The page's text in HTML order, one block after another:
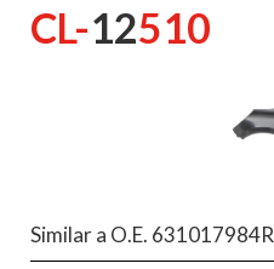
CL-12510
Similar a O.E. 631017984R